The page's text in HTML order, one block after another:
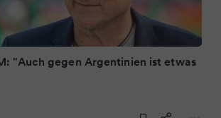
"Auch gegen Argentinien ist etwas